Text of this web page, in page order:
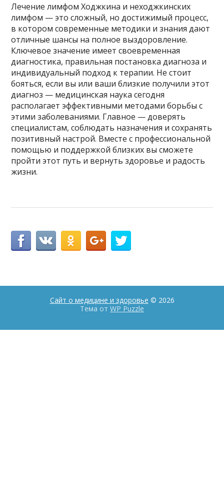
Лечение лимфом Ходжкина и неходжкинских
лимфом — это сложный, но достижимый процесс,
в котором современные методики и знания дают
отличные шансы на полное выздоровление.
Ключевое значение имеет своевременная
диагностика, правильная постановка диагноза и
индивидуальный подход к терапии. Не стоит
бояться, если вы или ваши близкие получили этот
диагноз — медицинская наука сегодня
располагает эффективными методами борьбы с
этими заболеваниями. Главное — доверять
специалистам, соблюдать назначения и сохранять
позитивный настрой. Вместе с профессиональной
помощью и поддержкой близких вы сможете
пройти этот путь и вернуть здоровье и радость
жизни.
Сайт о медицине и здоровье © 2026
Тема от WP Puzzle